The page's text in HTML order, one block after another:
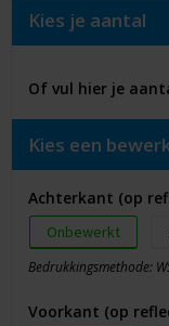
Kies je aantal
Of vul hier je
Kies een
Achterkant (op
Onbewerkt
Bedrukkingsmethode:
Voorkant (op